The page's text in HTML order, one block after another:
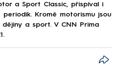
a Sport Classic, přispíval i
Kromě motorismu jsou
a sport. V CNN Prima